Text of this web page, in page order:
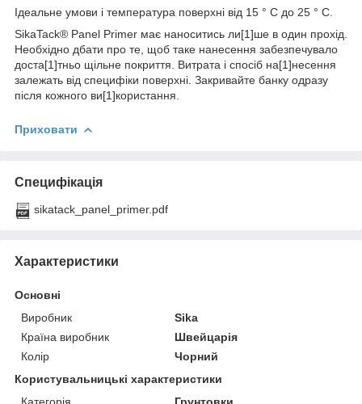
Ідеальне умови і температура поверхні від 15 ° C до 25 ° C.
SikaTack® Panel Primer має наноситись ли[1]ше в один прохід.
Необхідно дбати про те, щоб таке нанесення забезпечувало
доста[1]тньо щільне покриття. Витрата і спосіб на[1]несення
залежать від специфіки поверхні. Закривайте банку одразу
після кожного ви[1]користання.
Приховати
Специфікація
sikatack_panel_primer.pdf
Характеристики
Основні
Виробник
Sika
Країна виробник
Швейцарія
Колір
Чорний
Користувальницькі характеристики
Категорія
Грунтовки